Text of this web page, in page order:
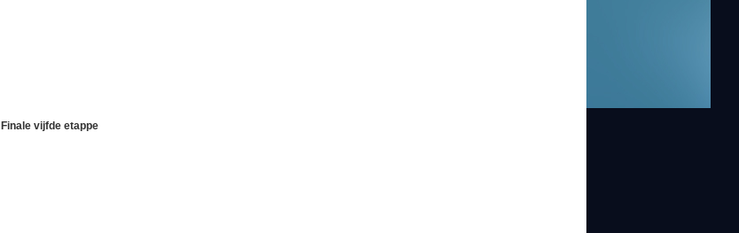
Finale vijfde etappe